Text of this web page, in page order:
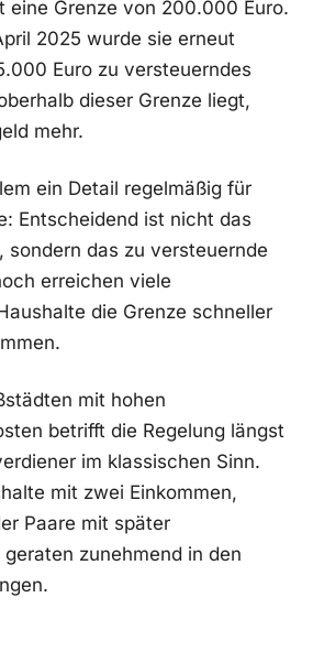
eine Grenze von 200.000 Euro.
2025 wurde sie erneut
Euro zu versteuerndes
dieser Grenze liegt,
mehr.
ein Detail regelmäßig für
Entscheidend ist nicht das
sondern das zu versteuernde
erreichen viele
die Grenze schneller
mit hohen
betrifft die Regelung längst
im klassischen Sinn.
mit zwei Einkommen,
Paare mit später
zunehmend in den